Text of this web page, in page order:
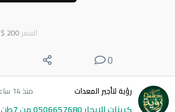
السعر 200
$
0
رؤية لتأجير المعدات منذ 14 ساعة